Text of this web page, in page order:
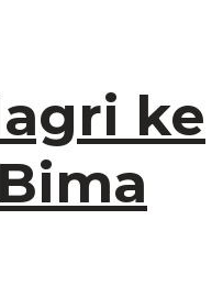
ke